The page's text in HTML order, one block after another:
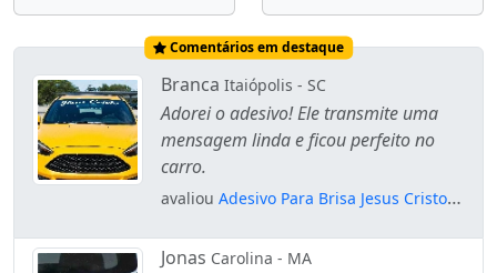
Comentários em destaque
Branca Itaiópolis - SC
Adorei o adesivo! Ele transmite uma
mensagem linda e ficou perfeito no
carro.
avaliou Adesivo Para Brisa Jesus Cristo
Jonas Carolina - MA